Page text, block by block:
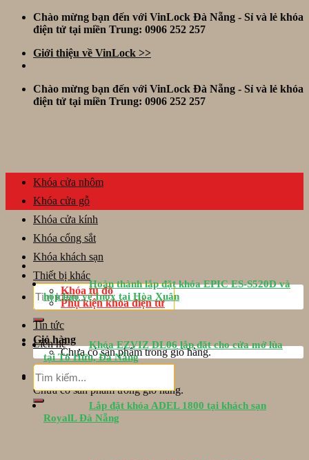
Skip
Chào mừng bạn đến với VinLock Đà Nẵng - Sỉ và lẻ khóa
điện tử tại miền Trung: 0906 252 257
Giới thiệu về VinLock >>
Chào mừng bạn đến với VinLock Đà Nẵng - Sỉ và lẻ khóa
điện tử tại miền Trung: 0906 252 257
Tìm
kiếm:
Giỏ hàng
Chưa có sản phẩm trong giỏ hàng.
Giỏ hàng
Chưa có sản phẩm trong giỏ hàng.
Khóa cửa nhôm
Khóa cửa gỗ
Khóa cửa kính
Khóa cổng sắt
Khóa khách sạn
Thiết bị khác
Khóa tủ đồ
Phụ kiện khóa điện tử
Tin tức
Liên hệ
Tìm
kiếm:
Hoàn thành lắp đặt khóa EPIC ES-S520D và
hộp bảo vệ Inox tại Hòa Xuân
Khóa EZVIZ DL06 lắp đặt cho cửa mở lùa
tại Tố Hữu, Đà Nẵng
Lắp đặt khóa ADEL 1800 tại khách sạn
RoyalL Đà Nẵng